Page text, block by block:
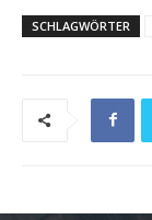
SCHLAGWÖRTER